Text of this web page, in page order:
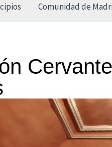
Comunidad de